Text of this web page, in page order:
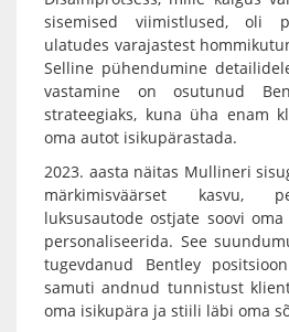
sisemised viimistlused, oli
ulatudes varajastest
Selline pühendumine
vastamine on osutunud
strateegiaks, kuna üha enam
oma autot isikupärastada.
2023. aasta näitas Mullineri
märkimisväärset kasvu,
luksusautode ostjate soovi
personaliseerida. See
tugevdanud Bentley
samuti andnud tunnistust
oma isikupära ja stiili läbi oma